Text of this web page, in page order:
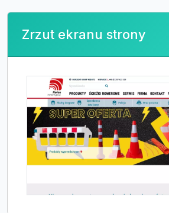
Zrzut ekranu strony